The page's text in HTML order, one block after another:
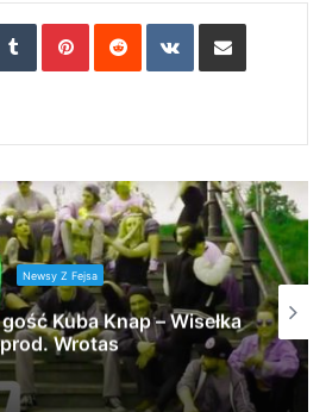
TumblrPinterestReddit VKontakteShare via Email
Newsy Z Fejsa
Kuba Knap – Wisełka
prod. Wrotas